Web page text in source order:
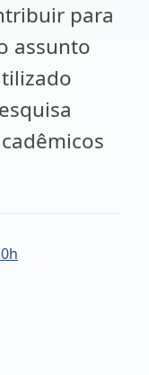
para
assunto